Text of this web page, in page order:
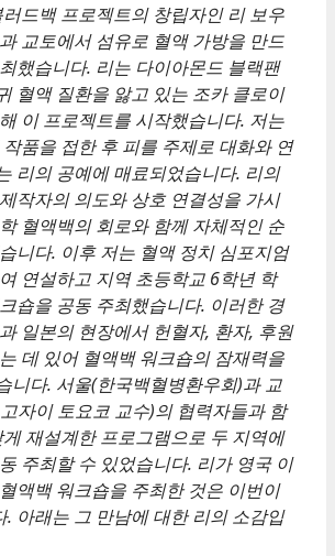
드백 프로젝트의 창립자인 리 보우
교토에서 섬유로 혈액 가방을 만드
했습니다. 리는 다이아몬드 블랙팬
혈액 질환을 앓고 있는 조카 클로이
이 프로젝트를 시작했습니다. 저는
품을 접한 후 피를 주제로 대화와 연
리의 공예에 매료되었습니다. 리의
작자의 의도와 상호 연결성을 가시
혈액백의 회로와 함께 자체적인 순
니다. 이후 저는 혈액 정치 심포지엄
연설하고 지역 초등학교 6학년 학
숍을 공동 주최했습니다. 이러한 경
일본의 현장에서 헌혈자, 환자, 후원
데 있어 혈액백 워크숍의 잠재력을
니다. 서울(한국백혈병환우회)과 교
자이 토요코 교수)의 협력자들과 함
재설계한 프로그램으로 두 지역에
주최할 수 있었습니다. 리가 영국 이
액백 워크숍을 주최한 것은 이번이
. 아래는 그 만남에 대한 리의 소감입